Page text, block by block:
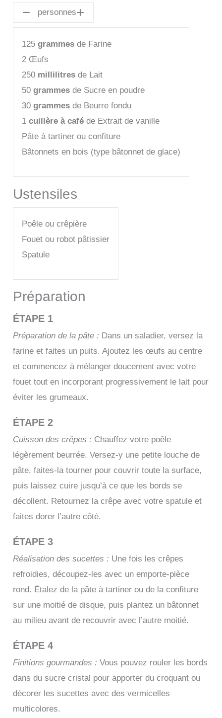
personnes
125grammes de Farine
2 Œufs
250 millilitres de Lait
50grammes de Sucre en poudre
30grammes de Beurre fondu
1cuillère à café de Extrait de vanille
Pâte à tartiner ou confiture
Bâtonnets en bois (type bâtonnet de glace)
Ustensiles
Poêle ou crêpière
Fouet ou robot pâtissier
Spatule
Préparation
ÉTAPE 1
Préparation de la pâte : Dans un saladier, versez la
farine et faites un puits. Ajoutez les œufs au centre
et commencez à mélanger doucement avec votre
fouet tout en incorporant progressivement le lait pour
éviter les grumeaux.
ÉTAPE 2
Cuisson des crêpes : Chauffez votre poêle
légèrement beurrée. Versez-y une petite louche de
pâte, faites-la tourner pour couvrir toute la surface,
puis laissez cuire jusqu’à ce que les bords se
décollent. Retournez la crêpe avec votre spatule et
faites dorer l’autre côté.
ÉTAPE 3
Réalisation des sucettes : Une fois les crêpes
refroidies, découpez-les avec un emporte-pièce
rond. Étalez de la pâte à tartiner ou de la confiture
sur une moitié de disque, puis plantez un bâtonnet
au milieu avant de recouvrir avec l’autre moitié.
ÉTAPE 4
Finitions gourmandes : Vous pouvez rouler les bords
dans du sucre cristal pour apporter du croquant ou
décorer les sucettes avec des vermicelles
multicolores.